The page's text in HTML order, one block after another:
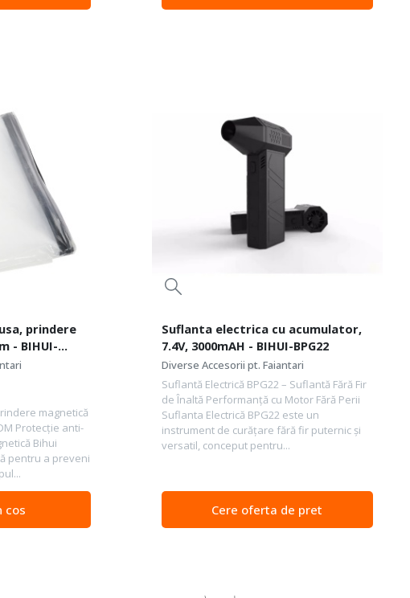
prindere
- BIHUI-
magnetică
Protecție anti-
Bihui
pentru a preveni
cos
Suflanta electrica cu acumulator,
7.4V, 3000mAH - BIHUI-BPG22
Diverse Accesorii pt. Faiantari
Suflantă Electrică BPG22 – Suflantă Fără Fir
de Înaltă Performanță cu Motor Fără Perii
Suflanta Electrică BPG22 este un
instrument de curățare fără fir puternic și
versatil, conceput pentru...
Cere oferta de pret